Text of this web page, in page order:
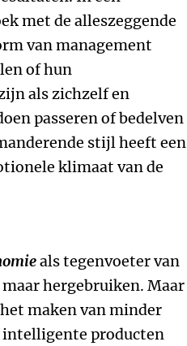
met de alleszeggende
van management
of hun
als zichzelf en
passeren of bedelven
stijl heeft een
klimaat van de
als tegenvoeter van
hergebruiken. Maar
maken van minder
producten